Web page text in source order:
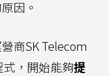
因。
商SK Telecom
，開始能夠提